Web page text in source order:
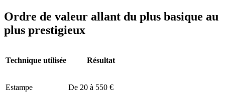
Ordre de valeur allant du plus basique au
plus prestigieux
Technique utilisée Résultat
Estampe De 20 à 550 €